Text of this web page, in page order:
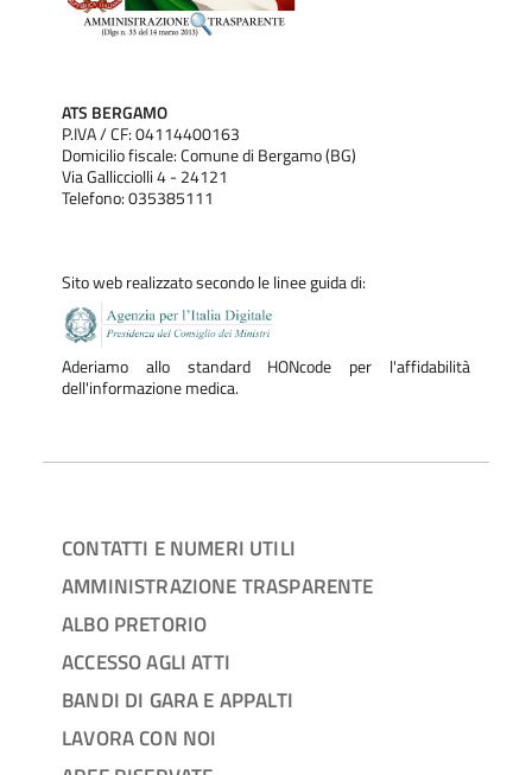
ATS BERGAMO
P.IVA / CF: 04114400163
Domicilio fiscale: Comune di Bergamo (BG)
Via Gallicciolli 4 - 24121
Telefono: 035385111
Sito web realizzato secondo le linee guida di:
Aderiamo allo standard HONcode per l'affidabilità
dell'informazione medica.
CONTATTI E NUMERI UTILI
AMMINISTRAZIONE TRASPARENTE
ALBO PRETORIO
ACCESSO AGLI ATTI
BANDI DI GARA E APPALTI
LAVORA CON NOI